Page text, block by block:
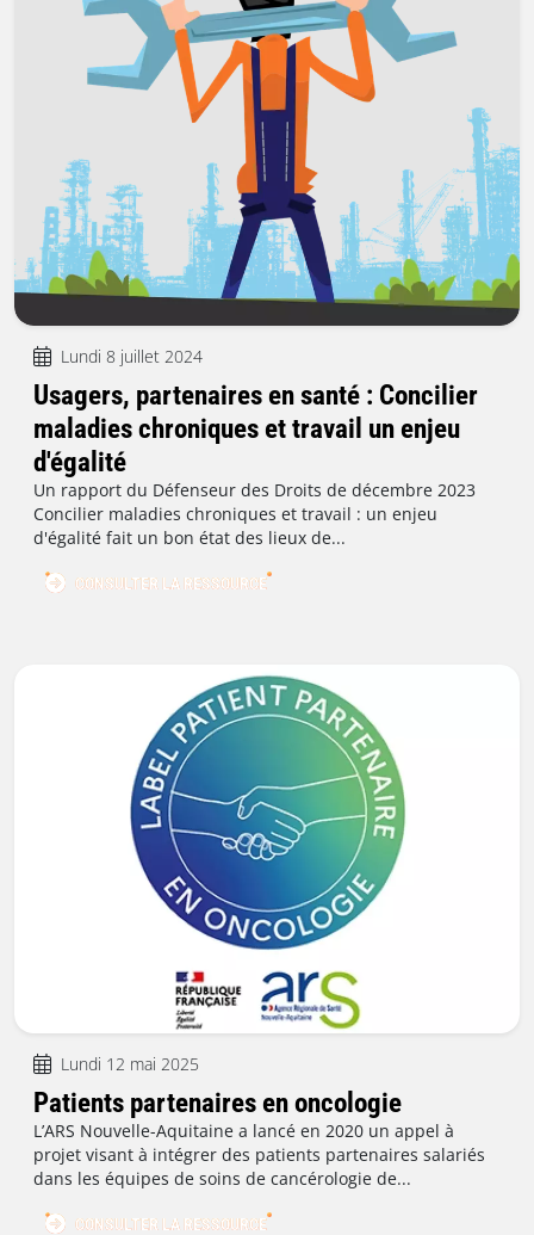
Lundi 8 juillet 2024
Usagers, partenaires en santé : Concilier
maladies chroniques et travail un enjeu
d'égalité
Un rapport du Défenseur des Droits de décembre 2023
Concilier maladies chroniques et travail : un enjeu
d'égalité fait un bon état des lieux de...
CONSULTER LA RESSOURCE
Lundi 12 mai 2025
Patients partenaires en oncologie
L’ARS Nouvelle-Aquitaine a lancé en 2020 un appel à
projet visant à intégrer des patients partenaires salariés
dans les équipes de soins de cancérologie de...
CONSULTER LA RESSOURCE